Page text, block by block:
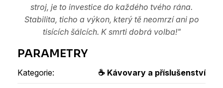
stroj, je to investice do každého tvého rána.
Stabilita, ticho a výkon, který tě neomrzí ani po
tisících šálcích. K smrti dobrá volba!"
Kategorie: ☕ Kávovary a příslušenství